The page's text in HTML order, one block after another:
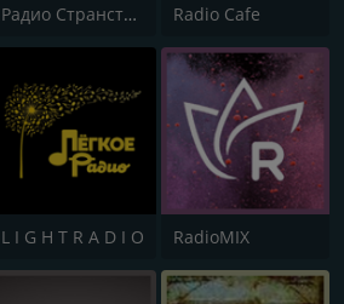
Радио Странствий Radio Cafe
L I G H T R A D I O RadioMIX